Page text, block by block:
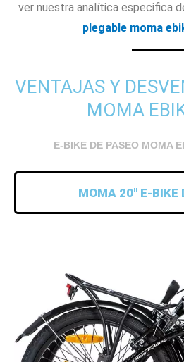
ver nuestra analítica especifica
plegable moma
VENTAJAS Y
MOMA
E-BIKE DE PASEO MOMA
MOMA 20" E-BIKE